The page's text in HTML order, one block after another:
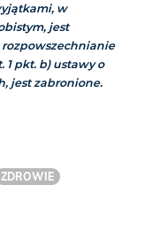
w
jest
rozpowszechnianie
1 pkt. b) ustawy o
jest zabronione.
ZDROWIE